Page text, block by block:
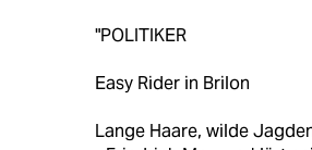
"POLITIKER
Easy Rider in Brilon
Lange Haare, wilde